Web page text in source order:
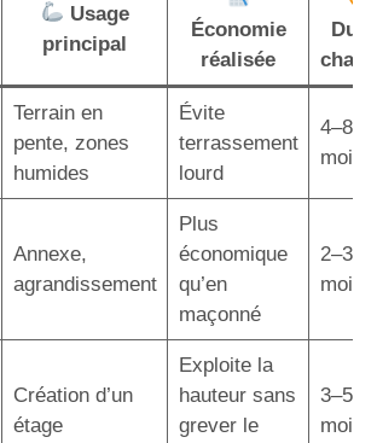
Usage
principal
Économie
réalisée
Terrain en
pente, zones
humides
Évite
terrassement
lourd
4–8
mois
Annexe,
agrandissement
Plus
économique
qu’en
maçonné
2–3
mois
Création d’un
étage
Exploite la
hauteur sans
grever le
3–5
mois